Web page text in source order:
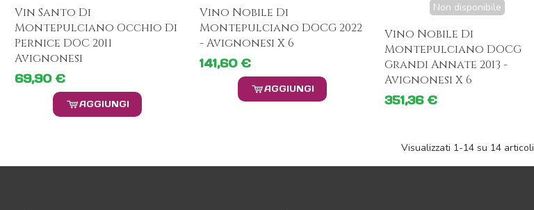
Vin Santo Di
Montepulciano Occhio Di
Pernice DOC 2011
Avignonesi
69,90 €
AGGIUNGI
Vino Nobile Di
Montepulciano DOCG 2022
- Avignonesi X 6
141,60 €
AGGIUNGI
Non disponibile
Vino Nobile Di
Montepulciano DOCG
Grandi Annate 2013 -
Avignonesi X 6
351,36 €
Visualizzati 1-14 su 14 articoli